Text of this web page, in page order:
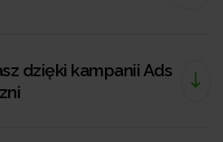
dzięki kampanii Ads